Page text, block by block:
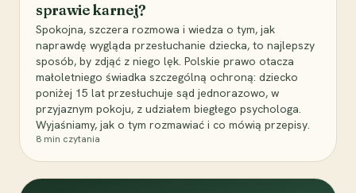
sprawie karnej?
Spokojna, szczera rozmowa i wiedza o tym, jak
naprawdę wygląda przesłuchanie dziecka, to najlepszy
sposób, by zdjąć z niego lęk. Polskie prawo otacza
małoletniego świadka szczególną ochroną: dziecko
poniżej 15 lat przesłuchuje sąd jednorazowo, w
przyjaznym pokoju, z udziałem biegłego psychologa.
Wyjaśniamy, jak o tym rozmawiać i co mówią przepisy.
8 min czytania